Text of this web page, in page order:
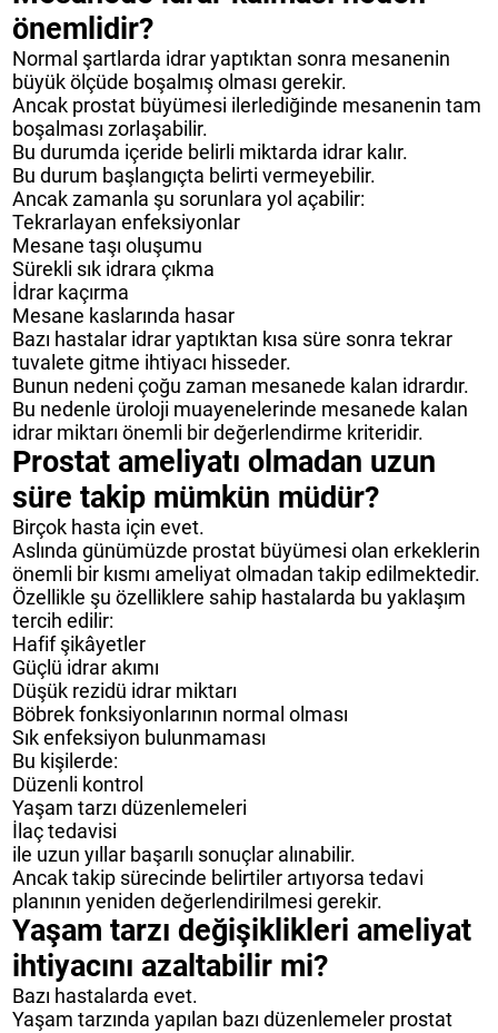
önemlidir?
Normal şartlarda idrar yaptıktan sonra mesanenin
büyük ölçüde boşalmış olması gerekir.
Ancak prostat büyümesi ilerlediğinde mesanenin tam
boşalması zorlaşabilir.
Bu durumda içeride belirli miktarda idrar kalır.
Bu durum başlangıçta belirti vermeyebilir.
Ancak zamanla şu sorunlara yol açabilir:
Tekrarlayan enfeksiyonlar
Mesane taşı oluşumu
Sürekli sık idrara çıkma
İdrar kaçırma
Mesane kaslarında hasar
Bazı hastalar idrar yaptıktan kısa süre sonra tekrar
tuvalete gitme ihtiyacı hisseder.
Bunun nedeni çoğu zaman mesanede kalan idrardır.
Bu nedenle üroloji muayenelerinde mesanede kalan
idrar miktarı önemli bir değerlendirme kriteridir.
Prostat ameliyatı olmadan uzun
süre takip mümkün müdür?
Birçok hasta için evet.
Aslında günümüzde prostat büyümesi olan erkeklerin
önemli bir kısmı ameliyat olmadan takip edilmektedir.
Özellikle şu özelliklere sahip hastalarda bu yaklaşım
tercih edilir:
Hafif şikâyetler
Güçlü idrar akımı
Düşük rezidü idrar miktarı
Böbrek fonksiyonlarının normal olması
Sık enfeksiyon bulunmaması
Bu kişilerde:
Düzenli kontrol
Yaşam tarzı düzenlemeleri
İlaç tedavisi
ile uzun yıllar başarılı sonuçlar alınabilir.
Ancak takip sürecinde belirtiler artıyorsa tedavi
planının yeniden değerlendirilmesi gerekir.
Yaşam tarzı değişiklikleri ameliyat
ihtiyacını azaltabilir mi?
Bazı hastalarda evet.
Yaşam tarzında yapılan bazı düzenlemeler prostat